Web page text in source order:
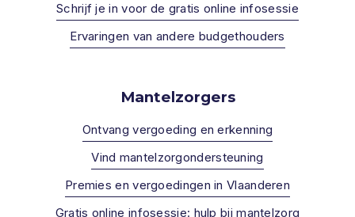
Schrijf je in voor de gratis online infosessie
Ervaringen van andere budgethouders
Mantelzorgers
Ontvang vergoeding en erkenning
Vind mantelzorgondersteuning
Premies en vergoedingen in Vlaanderen
Gratis online infosessie: hulp bij mantelzorg